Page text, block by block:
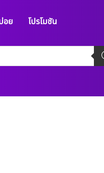
อย โปรโมชัน